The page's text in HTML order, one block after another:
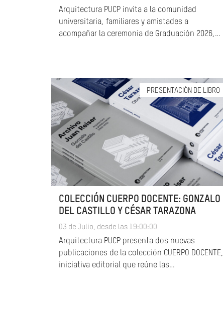
Arquitectura PUCP invita a la comunidad
universitaria, familiares y amistades a
acompañar la ceremonia de Graduación 2026,…
PRESENTACIÓN DE LIBRO
COLECCIÓN CUERPO DOCENTE: GONZALO
DEL CASTILLO Y CÉSAR TARAZONA
03 de Julio, desde las 19:00:00
Arquitectura PUCP presenta dos nuevas
publicaciones de la colección CUERPO DOCENTE,
iniciativa editorial que reúne las…